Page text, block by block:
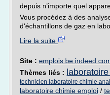
depuis n'importe quel
Vous procédez à des
d'échantillons de gaz en
Lire la suite
Site :
Thèmes liés :
technicien laboratoire chimie
laboratoire chimie emploi /